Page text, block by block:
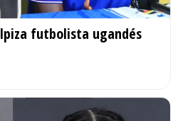
futbolista ugandés